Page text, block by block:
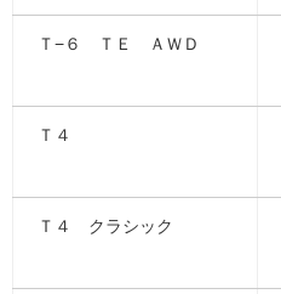
Ｔ−６ ＴＥ ＡＷＤ
Ｔ４
Ｔ４ クラシック